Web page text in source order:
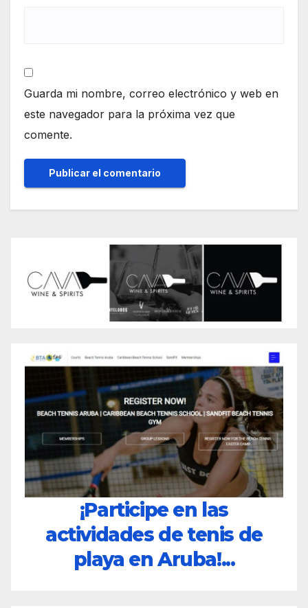
Guarda mi nombre, correo electrónico y web en
este navegador para la próxima vez que
comente.
¡Participe en las
actividades de tenis de
playa en Aruba!...